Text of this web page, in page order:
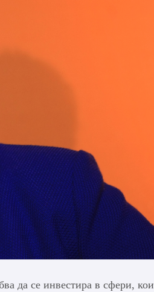
да се инвестира в сфери,